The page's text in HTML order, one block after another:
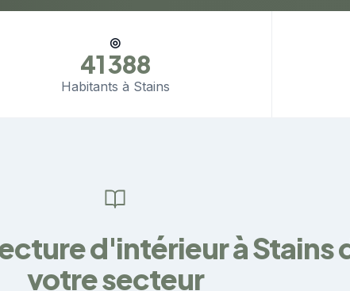
◎
41 388
Habitants à Stains
d'intérieur à Stains
votre secteur